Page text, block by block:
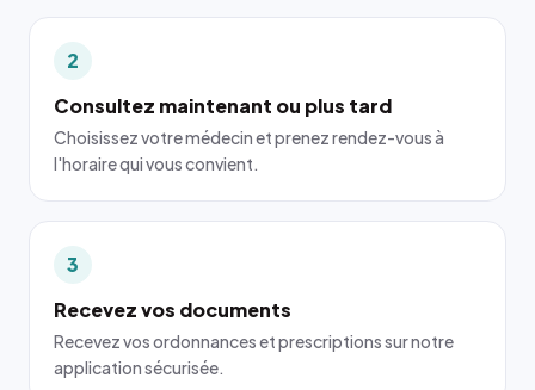
2
Consultez maintenant ou plus tard
Choisissez votre médecin et prenez rendez-vous à
l'horaire qui vous convient.
3
Recevez vos documents
Recevez vos ordonnances et prescriptions sur notre
application sécurisée.